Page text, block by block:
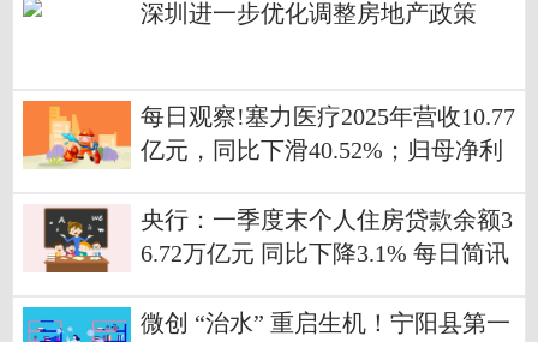
深圳进一步优化调整房地产政策
每日观察!塞力医疗2025年营收10.77
亿元，同比下滑40.52%；归母净利
央行：一季度末个人住房贷款余额3
6.72万亿元 同比下降3.1% 每日简讯
微创 “治水” 重启生机！宁阳县第一